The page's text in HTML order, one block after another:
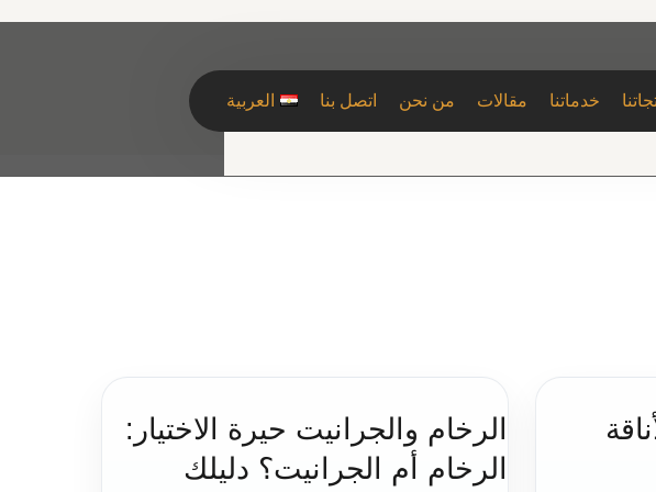
خدماتنا مقالات من نحن اتصل بنا العربية
الرخام والجرانيت حيرة الاختيار:
الرخام أم الجرانيت؟ دليلك